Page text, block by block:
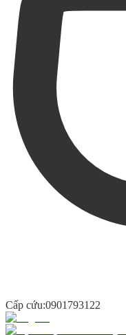
Cấp cứu:0901793122